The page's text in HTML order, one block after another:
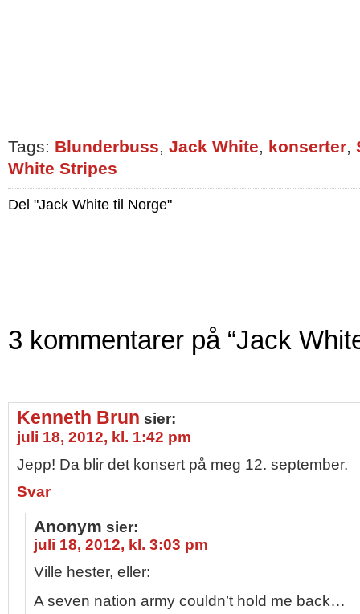
Tags: Blunderbuss, Jack White, konserter,
White Stripes
Del "Jack White til Norge"
3 kommentarer på “Jack
Kenneth Brun sier:
juli 18, 2012, kl. 1:42 pm
Jepp! Da blir det konsert på meg 12. september.
Svar
Anonym sier:
juli 18, 2012, kl. 3:03 pm
Ville hester, eller:
A seven nation army couldn’t hold me back…